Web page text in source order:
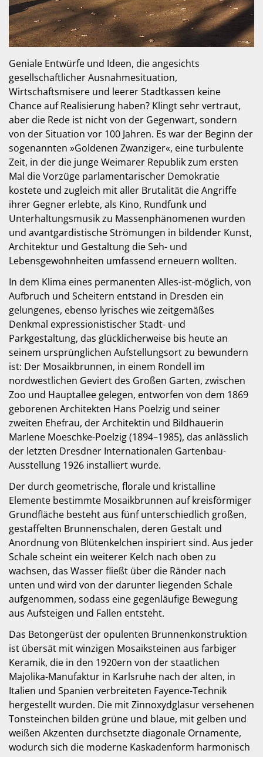
Geniale Entwürfe und Ideen, die angesichts
gesellschaftlicher Ausnahmesituation,
Wirtschaftsmisere und leerer Stadtkassen keine
Chance auf Realisierung haben? Klingt sehr vertraut,
aber die Rede ist nicht von der Gegenwart, sondern
von der Situation vor 100 Jahren. Es war der Beginn der
sogenannten »Goldenen Zwanziger«, eine turbulente
Zeit, in der die junge Weimarer Republik zum ersten
Mal die Vorzüge parlamentarischer Demokratie
kostete und zugleich mit aller Brutalität die Angriffe
ihrer Gegner erlebte, als Kino, Rundfunk und
Unterhaltungsmusik zu Massenphänomenen wurden
und avantgardistische Strömungen in bildender Kunst,
Architektur und Gestaltung die Seh- und
Lebensgewohnheiten umfassend erneuern wollten.
In dem Klima eines permanenten Alles-ist-möglich, von
Aufbruch und Scheitern entstand in Dresden ein
gelungenes, ebenso lyrisches wie zeitgemäßes
Denkmal expressionistischer Stadt- und
Parkgestaltung, das glücklicherweise bis heute an
seinem ursprünglichen Aufstellungsort zu bewundern
ist: Der Mosaikbrunnen, in einem Rondell im
nordwestlichen Geviert des Großen Garten, zwischen
Zoo und Hauptallee gelegen, entworfen von dem 1869
geborenen Architekten Hans Poelzig und seiner
zweiten Ehefrau, der Architektin und Bildhauerin
Marlene Moeschke-Poelzig (1894–1985), das anlässlich
der letzten Dresdner Internationalen Gartenbau-
Ausstellung 1926 installiert wurde.
Der durch geometrische, florale und kristalline
Elemente bestimmte Mosaikbrunnen auf kreisförmiger
Grundfläche besteht aus fünf unterschiedlich großen,
gestaffelten Brunnenschalen, deren Gestalt und
Anordnung von Blütenkelchen inspiriert sind. Aus jeder
Schale scheint ein weiterer Kelch nach oben zu
wachsen, das Wasser fließt über die Ränder nach
unten und wird von der darunter liegenden Schale
aufgenommen, sodass eine gegenläufige Bewegung
aus Aufsteigen und Fallen entsteht.
Das Betongerüst der opulenten Brunnenkonstruktion
ist übersät mit winzigen Mosaiksteinen aus farbiger
Keramik, die in den 1920ern von der staatlichen
Majolika-Manufaktur in Karlsruhe nach der alten, in
Italien und Spanien verbreiteten Fayence-Technik
hergestellt wurden. Die mit Zinnoxydglasur versehenen
Tonsteinchen bilden grüne und blaue, mit gelben und
weißen Akzenten durchsetzte diagonale Ornamente,
wodurch sich die moderne Kaskadenform harmonisch